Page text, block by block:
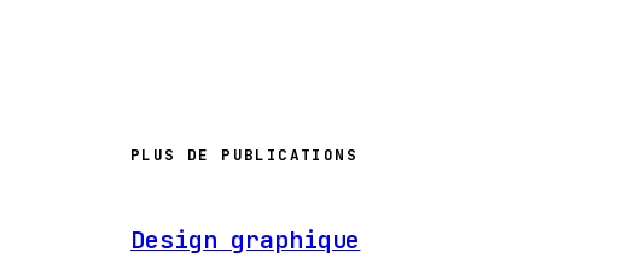
PLUS DE PUBLICATIONS
Design graphique